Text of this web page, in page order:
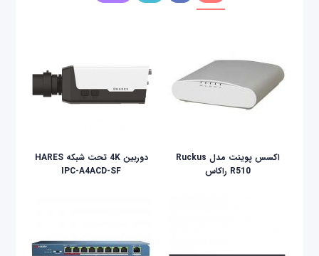
اکسس پوینت مدل Ruckus
R510 راکاس
دوربین 4K تحت شبکه HARES
IPC-A4ACD-SF